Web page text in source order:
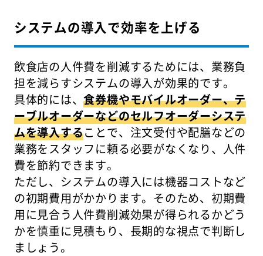
システムの導入で効率を上げる
飲食店の人件費を削減するためには、業務負
担を減らすシステムの導入が効果的です。
具体的には、食券機やモバイルオーダー、テ
ーブルオーダーなどのセルフオーダーシステ
ムを導入することで、注文受付や配膳などの
業務をスタッフに頼る必要がなくなり、人件
費を節約できます。
ただし、システムの導入には機器コストなど
の初期費用がかかります。そのため、初期費
用に見合う人件費削減効果が得られるかどう
かを慎重に見積もり、長期的な視点で判断し
ましょう。